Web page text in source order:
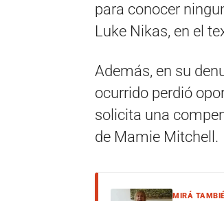
para conocer
Luke Nikas, en el
Además, en su
ocurrido perdió
solicita una
de Mamie Mitchell.
MIRÁ